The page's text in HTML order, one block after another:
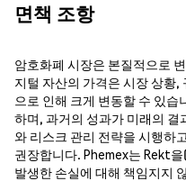
면책 조항
암호화폐 시장은 본질적으로
지털 자산의 가격은 시장 상황,
으로 인해 크게 변동할 수 있
하며, 과거의 성과가 미래의
와 리스크 관리 전략을 시행하
권장합니다. Phemex는 Rekt
발생한 손실에 대해 책임지지